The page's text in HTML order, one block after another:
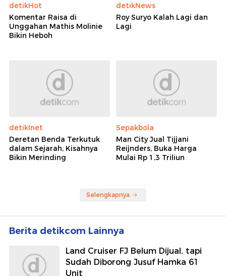
detikHot
Komentar Raisa di
Unggahan Mathis Molinie
Bikin Heboh
detikNews
Roy Suryo Kalah Lagi dan
Lagi
detikInet
Deretan Benda Terkutuk
dalam Sejarah, Kisahnya
Bikin Merinding
Sepakbola
Man City Jual Tijjani
Reijnders, Buka Harga
Mulai Rp 1,3 Triliun
Selengkapnya
Berita detikcom Lainnya
Land Cruiser FJ Belum Dijual, tapi
Sudah Diborong Jusuf Hamka 61
Unit